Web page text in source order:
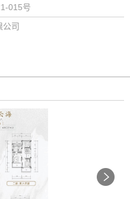
015号
公司